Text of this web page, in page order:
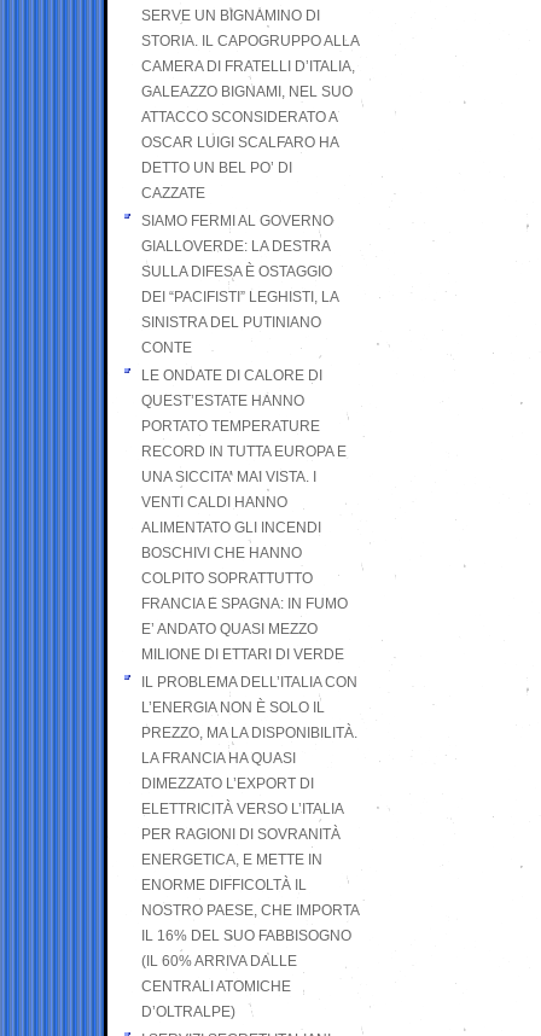
SERVE UN BIGNAMINO DI
STORIA. IL CAPOGRUPPO ALLA
CAMERA DI FRATELLI D’ITALIA,
GALEAZZO BIGNAMI, NEL SUO
ATTACCO SCONSIDERATO A
OSCAR LUIGI SCALFARO HA
DETTO UN BEL PO’ DI
CAZZATE
SIAMO FERMI AL GOVERNO
GIALLOVERDE: LA DESTRA
SULLA DIFESA È OSTAGGIO
DEI “PACIFISTI” LEGHISTI, LA
SINISTRA DEL PUTINIANO
CONTE
LE ONDATE DI CALORE DI
QUEST’ESTATE HANNO
PORTATO TEMPERATURE
RECORD IN TUTTA EUROPA E
UNA SICCITA’ MAI VISTA. I
VENTI CALDI HANNO
ALIMENTATO GLI INCENDI
BOSCHIVI CHE HANNO
COLPITO SOPRATTUTTO
FRANCIA E SPAGNA: IN FUMO
E’ ANDATO QUASI MEZZO
MILIONE DI ETTARI DI VERDE
IL PROBLEMA DELL’ITALIA CON
L’ENERGIA NON È SOLO IL
PREZZO, MA LA DISPONIBILITÀ.
LA FRANCIA HA QUASI
DIMEZZATO L’EXPORT DI
ELETTRICITÀ VERSO L’ITALIA
PER RAGIONI DI SOVRANITÀ
ENERGETICA, E METTE IN
ENORME DIFFICOLTÀ IL
NOSTRO PAESE, CHE IMPORTA
IL 16% DEL SUO FABBISOGNO
(IL 60% ARRIVA DALLE
CENTRALI ATOMICHE
D’OLTRALPE)